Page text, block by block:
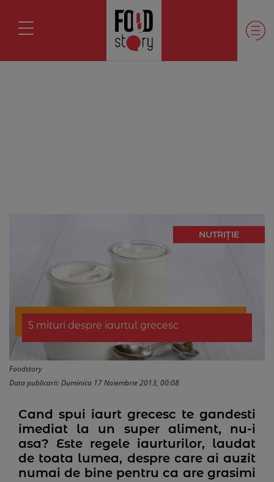
NUTRIȚIE
5 mituri despre iaurtul grecesc
Foodstory
Data publicarii: Duminica 17 Noiembrie 2013, 00:08
Cand spui iaurt grecesc te gandesti
imediat la un super aliment, nu-i
asa? Este regele iaurturilor, laudat
de toata lumea, despre care ai auzit
numai de bine pentru ca are grasimi